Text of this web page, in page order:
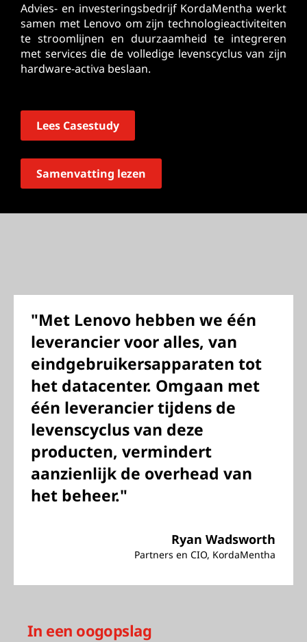
Advies- en investeringsbedrijf KordaMentha werkt
samen met Lenovo om zijn technologieactiviteiten
te stroomlijnen en duurzaamheid te integreren
met services die de volledige levenscyclus van zijn
hardware-activa beslaan.
Lees Casestudy
Samenvatting lezen
"Met Lenovo hebben we één
leverancier voor alles, van
eindgebruikersapparaten tot
het datacenter. Omgaan met
één leverancier tijdens de
levenscyclus van deze
producten, vermindert
aanzienlijk de overhead van
het beheer."
Ryan Wadsworth
Partners en CIO, KordaMentha
In een oogopslag